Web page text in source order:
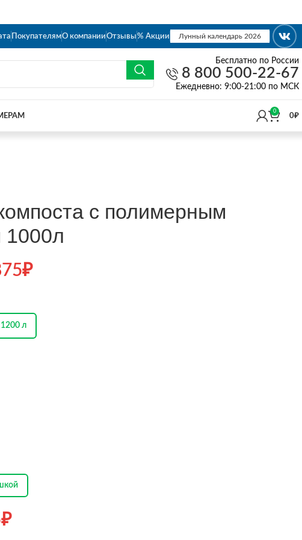
ПокупателямО компанииОтзывы% Акции Лунный календарь 2026
Бесплатно по России
8 800 500-22-67
Eжедневно: 9:00-21:00 по МСК
0
0₽
с полимерным
1000л
₽
1200 л
₽